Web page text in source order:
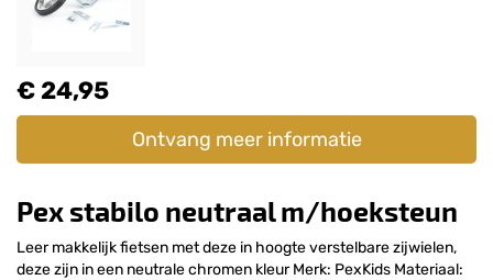
€ 24,95
Ontvang meer informatie
Pex stabilo neutraal m/hoeksteun
Leer makkelijk fietsen met deze in hoogte verstelbare zijwielen,
deze zijn in een neutrale chromen kleur Merk: PexKids Materiaal: